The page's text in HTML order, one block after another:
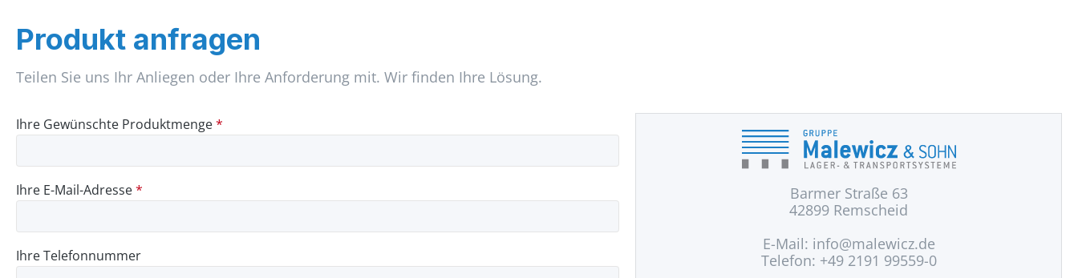
Produkt anfragen
Teilen Sie uns Ihr Anliegen oder Ihre Anforderung mit. Wir finden Ihre Lösung.
Ihre Gewünschte Produktmenge*
Ihre E-Mail-Adresse*
Ihre Telefonnummer
Barmer Straße 63
42899 Remscheid
E-Mail: info@malewicz.de
Telefon: +49 2191 99559-0